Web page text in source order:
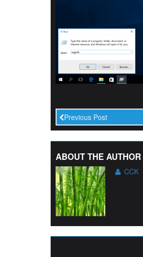
Previous Post
ABOUT THE AUTHOR
CCK